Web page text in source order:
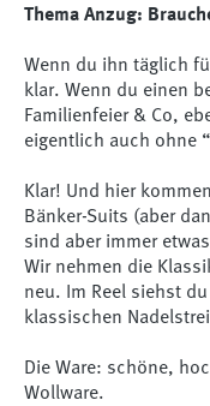
Thema Anzug:
Wenn du ihn täglich
klar. Wenn du einen
Familienfeier & Co,
eigentlich auch ohne
Klar! Und hier
Bänker-Suits (aber
sind aber immer
Wir nehmen die
neu. Im Reel siehst
klassischen
Die Ware: schöne,
Wollware.